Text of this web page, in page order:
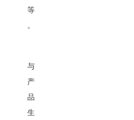
等
。
与
产
品
生